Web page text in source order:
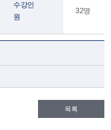
수강인
원
32명
목록